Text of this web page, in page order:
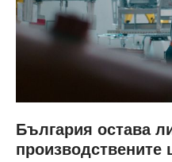
България остава
производствените